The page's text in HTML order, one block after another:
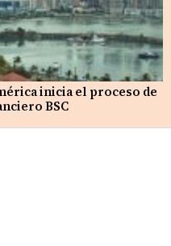
inicia el proceso de
BSC